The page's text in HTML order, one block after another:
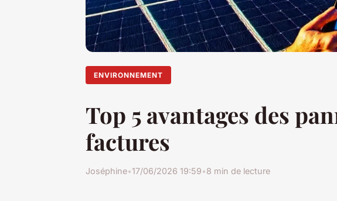
ENVIRONNEMENT
Top 5 avantages des
factures
Joséphine•17/06/2026 19:59•8 min de lecture